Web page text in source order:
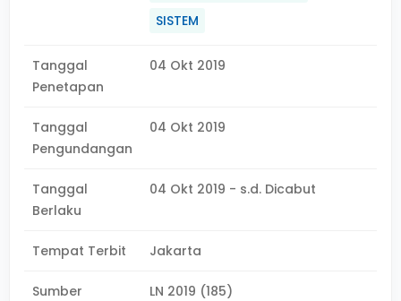
SISTEM
Tanggal
Penetapan
04 Okt 2019
Tanggal
Pengundangan
04 Okt 2019
Tanggal
Berlaku
04 Okt 2019 - s.d. Dicabut
Tempat Terbit Jakarta
Sumber LN 2019 (185)